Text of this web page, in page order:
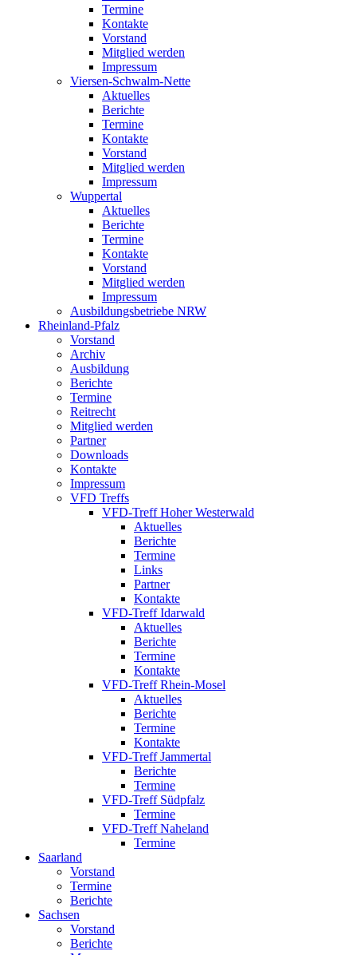
Termine
Kontakte
Vorstand
Mitglied werden
Impressum
Viersen-Schwalm-Nette
Aktuelles
Berichte
Termine
Kontakte
Vorstand
Mitglied werden
Impressum
Wuppertal
Aktuelles
Berichte
Termine
Kontakte
Vorstand
Mitglied werden
Impressum
Ausbildungsbetriebe NRW
Rheinland-Pfalz
Vorstand
Archiv
Ausbildung
Berichte
Termine
Reitrecht
Mitglied werden
Partner
Downloads
Kontakte
Impressum
VFD Treffs
VFD-Treff Hoher Westerwald
Aktuelles
Berichte
Termine
Links
Partner
Kontakte
VFD-Treff Idarwald
Aktuelles
Berichte
Termine
Kontakte
VFD-Treff Rhein-Mosel
Aktuelles
Berichte
Termine
Kontakte
VFD-Treff Jammertal
Berichte
Termine
VFD-Treff Südpfalz
Termine
VFD-Treff Naheland
Termine
Saarland
Vorstand
Termine
Berichte
Sachsen
Vorstand
Berichte